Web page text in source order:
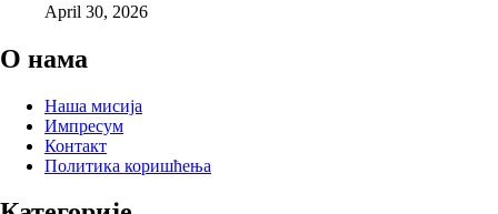
April 30, 2026
О нама
Наша мисија
Импресум
Контакт
Политика коришћења